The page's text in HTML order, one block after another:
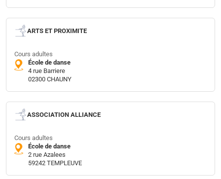
ARTS ET PROXIMITE
Cours adultes
École de danse
4 rue Barriere
02300 CHAUNY
ASSOCIATION ALLIANCE
Cours adultes
École de danse
2 rue Azalees
59242 TEMPLEUVE